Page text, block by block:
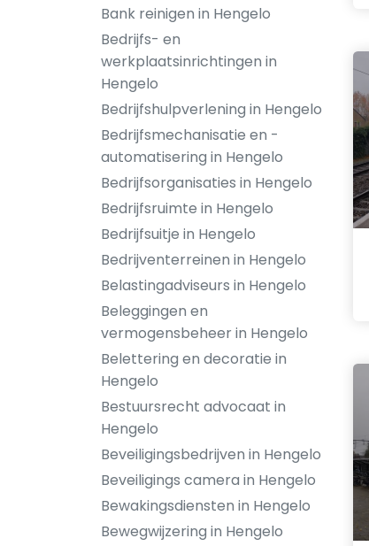
Bank reinigen in Hengelo
Bedrijfs- en
werkplaatsinrichtingen in
Hengelo
Bedrijfshulpverlening in Hengelo
Bedrijfsmechanisatie en -
automatisering in Hengelo
Bedrijfsorganisaties in Hengelo
Bedrijfsruimte in Hengelo
Bedrijfsuitje in Hengelo
Bedrijventerreinen in Hengelo
Belastingadviseurs in Hengelo
Beleggingen en
vermogensbeheer in Hengelo
Belettering en decoratie in
Hengelo
Bestuursrecht advocaat in
Hengelo
Beveiligingsbedrijven in Hengelo
Beveiligings camera in Hengelo
Bewakingsdiensten in Hengelo
Bewegwijzering in Hengelo